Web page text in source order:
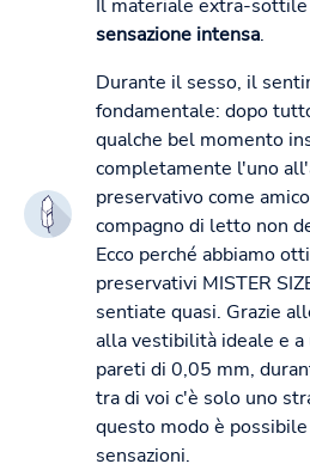
Il materiale extra-sottile
sensazione intensa.
Durante il sesso, il
fondamentale: dopo
qualche bel momento
completamente l'uno
preservativo come
compagno di letto non
Ecco perché abbiamo
preservativi MISTER
sentiate quasi. Grazie
alla vestibilità ideale e
pareti di 0,05 mm,
tra di voi c'è solo uno
questo modo è
sensazioni.